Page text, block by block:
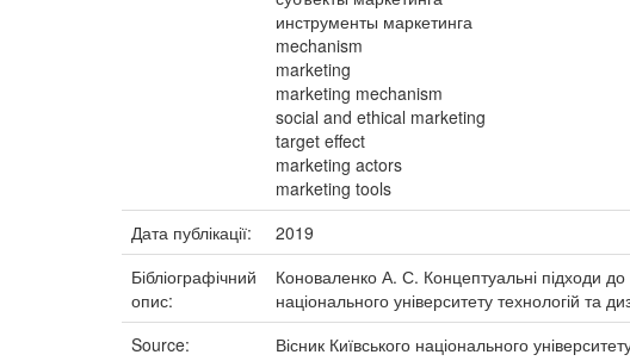
инструменты маркетинга
mechanism
marketing
marketing mechanism
social and ethical marketing
target effect
marketing actors
marketing tools
Дата публікації:
2019
Бібліографічний
опис:
Коноваленко А. С. Концептуальні підходи
національного університету технологій
Source:
Вісник Київського національного